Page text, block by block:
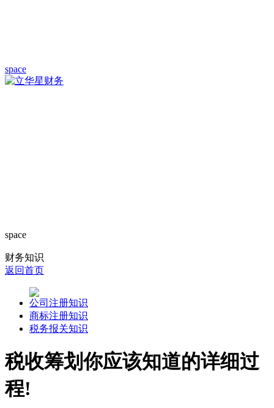
space
space
财务知识
返回首页
公司注册知识
商标注册知识
税务报关知识
税收筹划你应该知道的详细过
程!